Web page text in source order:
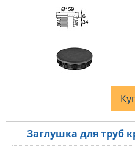
Заглушка для труб